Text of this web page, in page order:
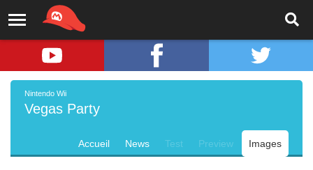
Nintendo Wii
Vegas Party
Accueil News Test Preview Images